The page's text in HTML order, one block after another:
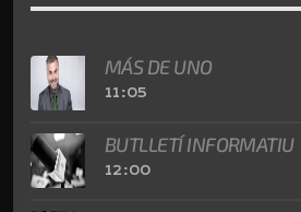
MÁS DE UNO
11:05
BUTLLETÍ INFORMATIU
12:00